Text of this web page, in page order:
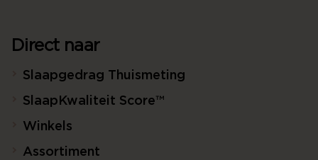
Direct naar
Slaapgedrag Thuismeting
SlaapKwaliteit Score™
Winkels
Assortiment